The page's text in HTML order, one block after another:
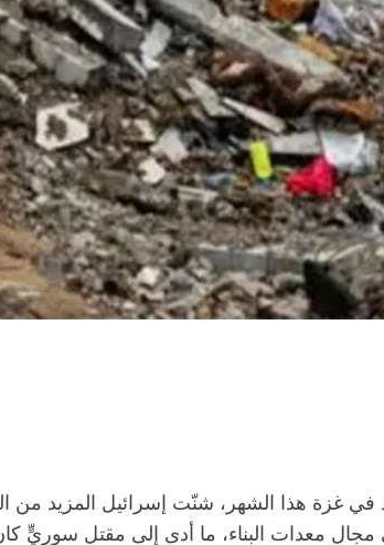
في غزة هذا الشهر، شنّت إسرائيل المزيد
معدات البناء، ما أدى إلى مقتل سوريٍّ كان